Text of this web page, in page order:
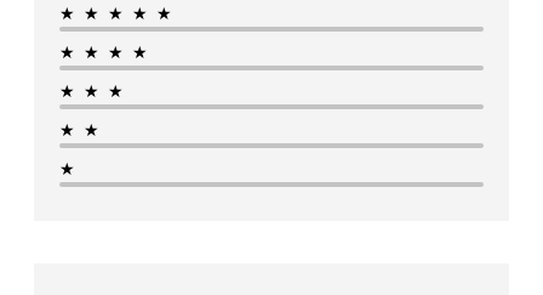
★★★★★
★★★★
★★★
★★
★